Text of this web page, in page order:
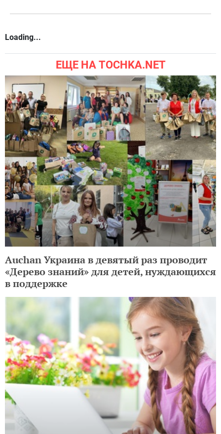
Loading...
ЕЩЕ НА TOCHKA.NET
Auchan Украина в девятый раз проводит
«Дерево знаний» для детей, нуждающихся
в поддержке